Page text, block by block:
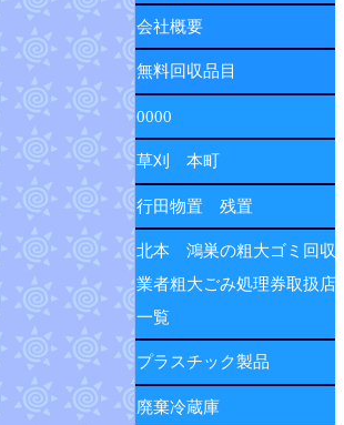
会社概要
無料回収品目
0000
草刈 本町
行田物置 残置
北本 鴻巣の粗大ゴミ回収
業者粗大ごみ処理券取扱店
一覧
プラスチック製品
廃棄冷蔵庫